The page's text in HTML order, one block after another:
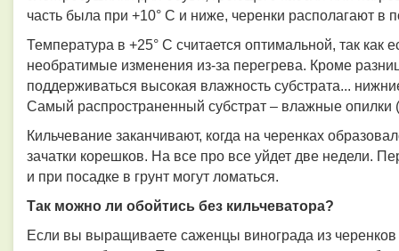
часть была при +10° С и ниже, черенки располагают в
Температура в +25° С считается оптимальной, так как
необратимые изменения из-за перегрева. Кроме
поддерживаться высокая влажность субстрата...
Самый распространенный субстрат – влажные опилки
Кильчевание заканчивают, когда на черенках
зачатки корешков. На все про все уйдет две недели.
и при посадке в грунт могут ломаться.
Так можно ли обойтись без кильчеватора?
Если вы выращиваете саженцы винограда из